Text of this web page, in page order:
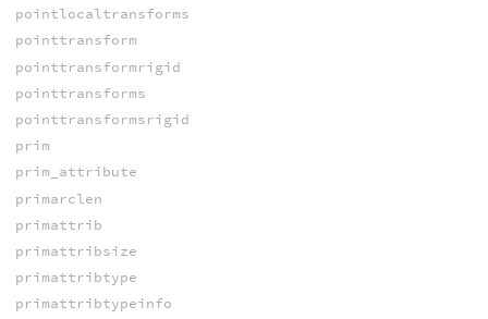
pointlocaltransforms
pointtransform
pointtransformrigid
pointtransforms
pointtransformsrigid
prim
prim_attribute
primarclen
primattrib
primattribsize
primattribtype
primattribtypeinfo